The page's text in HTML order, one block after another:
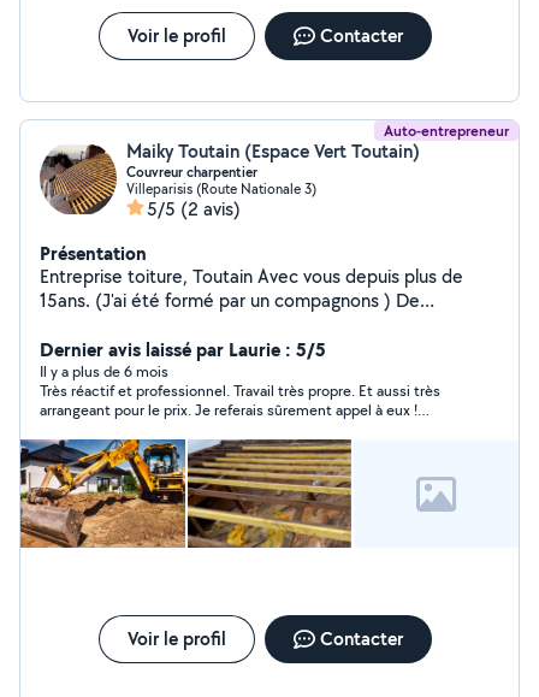
Voir le profil Contacter
Auto-entrepreneur
Maiky Toutain (Espace Vert Toutain)
Couvreur charpentier
Villeparisis (Route Nationale 3)
5/5 (2 avis)
Présentation
Entreprise toiture, Toutain Avec vous depuis plus de
15ans. (J'ai été formé par un compagnons ) De
travaux toujours réalisés avec sécurité et
professionnalisme, pour un résultat propre et soigné. ***
Garantie Décennale 10ans. *** ENTEPRISE QUALIFIÉ.
Réfection de toiture. rénovation complète de la
couverture Rénovation et remise à niveau de la
charpente Tout travaux de couverture Pose et
rénovation de solin. Réparation et abattage de
cheminée
Dernier avis laissé par Laurie : 5/5
Il y a plus de 6 mois
Très réactif et professionnel. Travail très propre. Et aussi très
arrangeant pour le prix. Je referais sûrement appel à eux !
Voir le profil Contacter